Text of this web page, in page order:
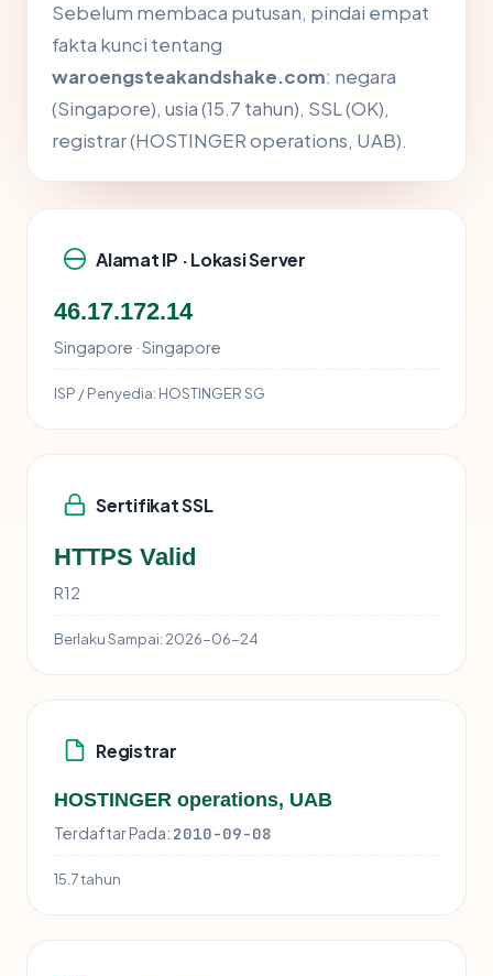
Sebelum membaca putusan, pindai empat
fakta kunci tentang
waroengsteakandshake.com: negara
(Singapore), usia (15.7 tahun), SSL (OK),
registrar (HOSTINGER operations, UAB).
Alamat IP · Lokasi Server
46.17.172.14
Singapore · Singapore
ISP / Penyedia: HOSTINGER SG
Sertifikat SSL
HTTPS Valid
R12
Berlaku Sampai: 2026-06-24
Registrar
HOSTINGER operations, UAB
Terdaftar Pada: 2010-09-08
15.7 tahun